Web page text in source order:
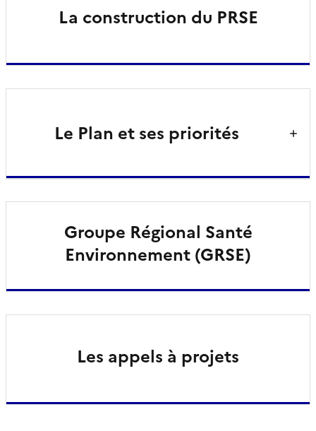
La construction du PRSE
Le Plan et ses priorités
Groupe Régional Santé
Environnement (GRSE)
Les appels à projets